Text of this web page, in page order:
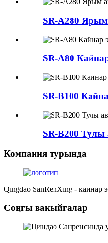
SR-A280
SR-A80
SR-B100
SR-B200 Тулы
Компания турында
Qingdao SanRenXing - кайнар
Соңгы вакыйгалар